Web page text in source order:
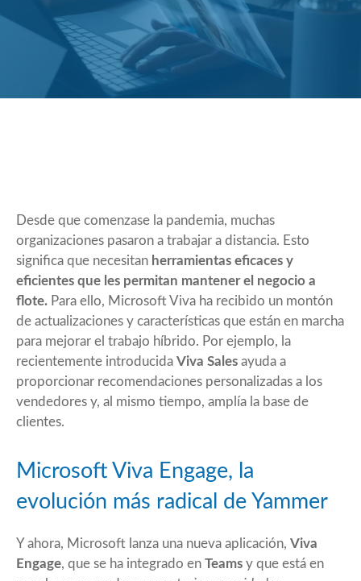
Desde que comenzase la pandemia, muchas
organizaciones pasaron a trabajar a distancia. Esto
significa que necesitan herramientas eficaces y
eficientes que les permitan mantener el negocio a
flote. Para ello, Microsoft Viva ha recibido un montón
de actualizaciones y características que están en marcha
para mejorar el trabajo híbrido. Por ejemplo, la
recientemente introducida Viva Sales ayuda a
proporcionar recomendaciones personalizadas a los
vendedores y, al mismo tiempo, amplía la base de
clientes.
Microsoft Viva Engage, la
evolución más radical de Yammer
Y ahora, Microsoft lanza una nueva aplicación, Viva
Engage, que se ha integrado en Teams y que está en